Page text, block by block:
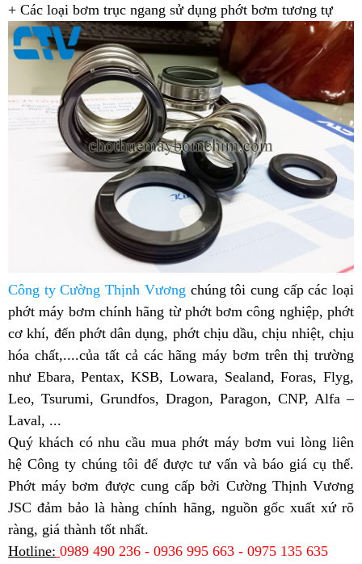
+ Các loại bơm trục ngang sử dụng phớt bơm tương tự
Công ty Cường Thịnh Vương chúng tôi cung cấp các loại
phớt máy bơm chính hãng từ phớt bơm công nghiệp, phớt
cơ khí, đến phớt dân dụng, phớt chịu dầu, chịu nhiệt, chịu
hóa chất,....của tất cả các hãng máy bơm trên thị trường
như Ebara, Pentax, KSB, Lowara, Sealand, Foras, Flyg,
Leo, Tsurumi, Grundfos, Dragon, Paragon, CNP, Alfa –
Laval, ...
Quý khách có nhu cầu mua phớt máy bơm vui lòng liên
hệ Công ty chúng tôi để được tư vấn và báo giá cụ thể.
Phớt máy bơm được cung cấp bởi Cường Thịnh Vương
JSC đảm bảo là hàng chính hãng, nguồn gốc xuất xứ rõ
ràng, giá thành tốt nhất.
Hotline: 0989 490 236 - 0936 995 663 - 0975 135 635